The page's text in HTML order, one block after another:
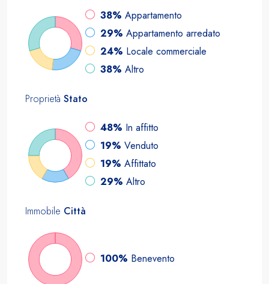
38% Appartamento
29% Appartamento arredato
24% Locale commerciale
38% Altro
Proprietà Stato
48% In affitto
19% Venduto
19% Affittato
29% Altro
Immobile Città
100% Benevento